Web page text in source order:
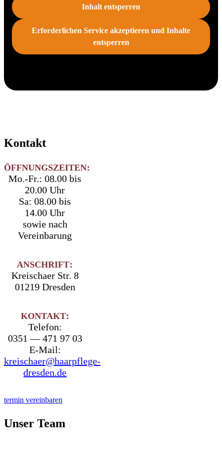
Inhalt entsperren
Erforderlichen Service akzeptieren und Inhalte
entsperren
Kontakt
ÖFFNUNGSZEITEN:
Mo.-Fr.: 08.00 bis
20.00 Uhr
Sa: 08.00 bis
14.00 Uhr
sowie nach
Vereinbarung
ANSCHRIFT:
Krei­schaer Str. 8
01219 Dresden
KONTAKT:
Telefon:
0351 —471 97 03
E‑Mail:
kreischaer@haarpflege-
dresden.de
ter­min vereinbaren
Unser Team